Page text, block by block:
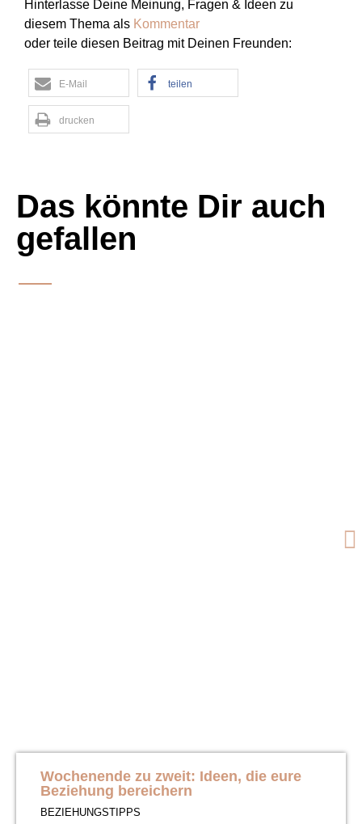
Hinterlasse Deine Meinung, Fragen & Ideen zu
diesem Thema als Kommentar
oder teile diesen Beitrag mit Deinen Freunden:
E-Mail teilen
drucken
Das könnte Dir auch
gefallen
Wochenende zu zweit: Ideen, die eure
Beziehung bereichern
BEZIEHUNGSTIPPS